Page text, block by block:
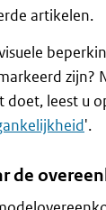
artikelen.
zijn?
doet, leest u
'.
de